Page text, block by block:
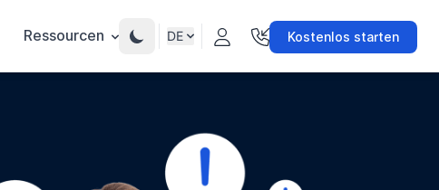
Ressourcen DE Kostenlos starten